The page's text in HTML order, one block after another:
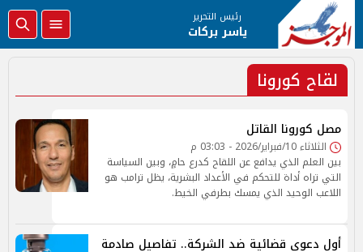
رئيس التحرير
ياسر بركات
لقاح كورونا
مصل كورونا القاتل
الثلاثاء 10/فبراير/2026 - 03:03 م
بين العلم الذي يدافع عن اللقاح كدرع حامٍ، وبين السياسة
التي تراه أداة للتحكم في الأعداد البشرية، يظل ترامب هو
اللاعب الوحيد الذي يمسك بطرفي الخيط.
أول دعوى قضائية ضد الشركة.. تفاصيل صادمة